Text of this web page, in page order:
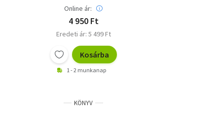
Online ár:
4 950 Ft
Eredeti ár: 5 499 Ft
Kosárba
1 - 2 munkanap
KÖNYV